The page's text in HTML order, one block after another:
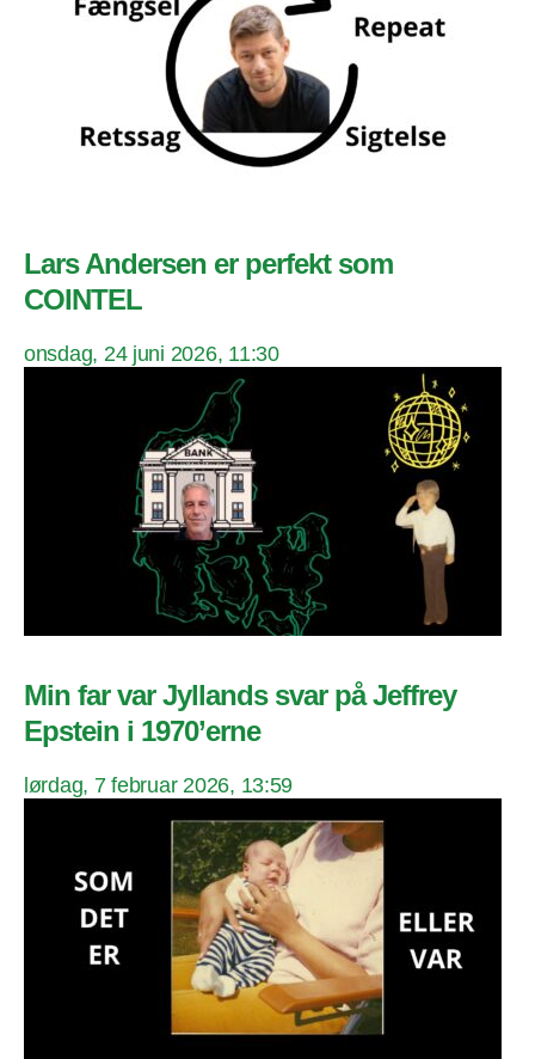
Lars Andersen er perfekt som
COINTEL
onsdag, 24 juni 2026, 11:30
Min far var Jyllands svar på Jeffrey
Epstein i 1970’erne
lørdag, 7 februar 2026, 13:59